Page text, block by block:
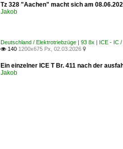
Tz 328 "Aachen" macht sich am
Jakob
Deutschland / Elektrotriebzüge | 93 8x | ICE - IC
 140 1200x675 Px, 02.03.2026 
Ein einzelner ICE T Br. 411 nach der
Jakob